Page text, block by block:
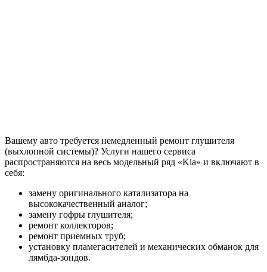
Вашему авто требуется немедленный ремонт глушителя
(выхлопной системы)? Услуги нашего сервиса
распространяются на весь модельный ряд «Kia» и включают в
себя:
замену оригинального катализатора на
высококачественный аналог;
замену гофры глушителя;
ремонт коллекторов;
ремонт приемных труб;
установку пламегасителей и механических обманок для
лямбда-зондов.